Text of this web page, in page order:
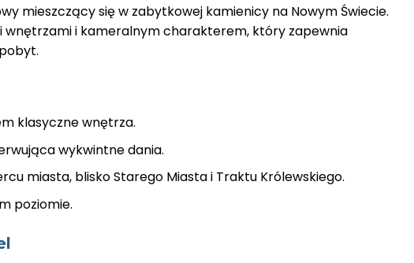
mieszczący się w zabytkowej kamienicy na Nowym Świecie.
wnętrzami i kameralnym charakterem, który zapewnia
klasyczne wnętrza.
wykwintne dania.
miasta, blisko Starego Miasta i Traktu Królewskiego.
poziomie.